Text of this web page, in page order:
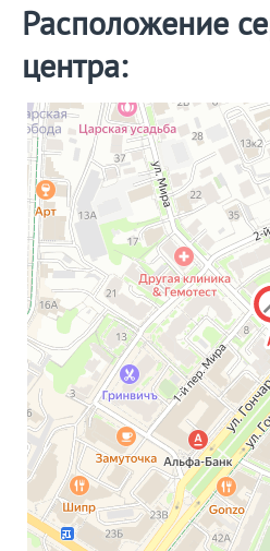
Расположение
центра: